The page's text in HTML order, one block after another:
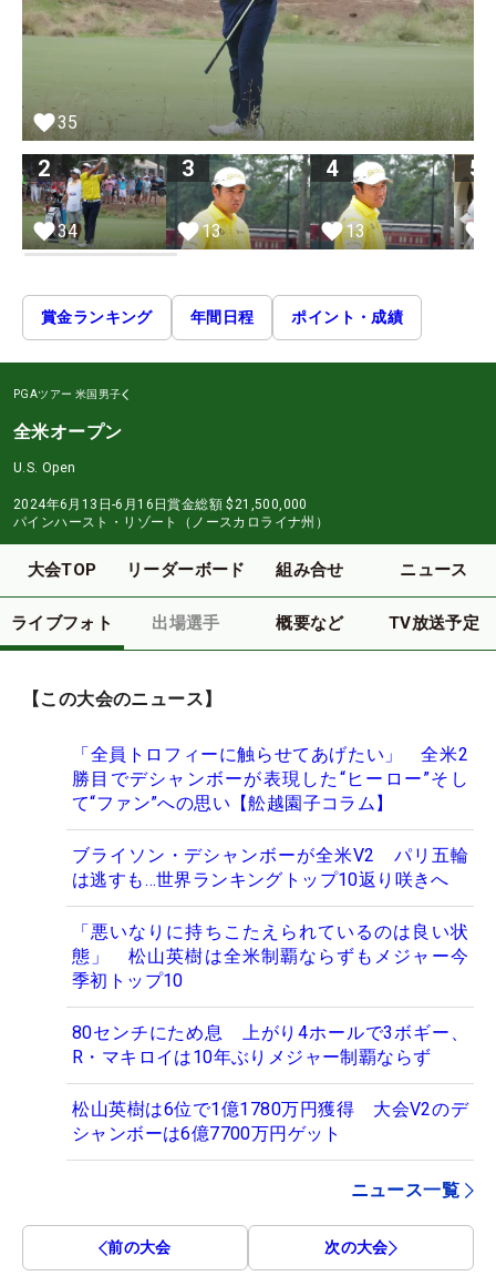
35
2
34
3
13
4
13
5
賞金ランキング 年間日程 ポイント・成績
PGAツアー 米国男子
全米オープン
U.S. Open
2024年6月13日-6月16日賞金総額 $21,500,000
パインハースト・リゾート（ノースカロライナ州）
大会TOP リーダーボード 組み合せ ニュース
ライブフォト 出場選手 概要など TV放送予定
【この大会のニュース】
「全員トロフィーに触らせてあげたい」 全米2
勝目でデシャンボーが表現した“ヒーロー”そし
て“ファン”への思い【舩越園子コラム】
ブライソン・デシャンボーが全米V2 パリ五輪
は逃すも…世界ランキングトップ10返り咲きへ
「悪いなりに持ちこたえられているのは良い状
態」 松山英樹は全米制覇ならずもメジャー今
季初トップ10
80センチにため息 上がり4ホールで3ボギー、
R・マキロイは10年ぶりメジャー制覇ならず
松山英樹は6位で1億1780万円獲得 大会V2のデ
シャンボーは6億7700万円ゲット
ニュース一覧
前の大会 次の大会